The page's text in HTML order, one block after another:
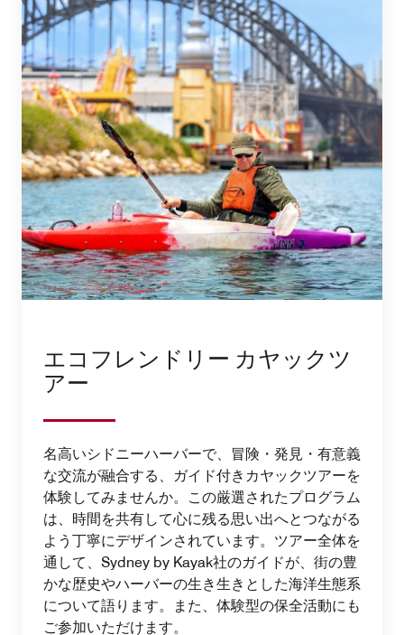
エコフレンドリー カヤックツ
アー
名高いシドニーハーバーで、冒険・発見・有意義
な交流が融合する、ガイド付きカヤックツアーを
体験してみませんか。この厳選されたプログラム
は、時間を共有して心に残る思い出へとつながる
よう丁寧にデザインされています。ツアー全体を
通して、Sydney by Kayak社のガイドが、街の豊
かな歴史やハーバーの生き生きとした海洋生態系
について語ります。また、体験型の保全活動にも
ご参加いただけます。